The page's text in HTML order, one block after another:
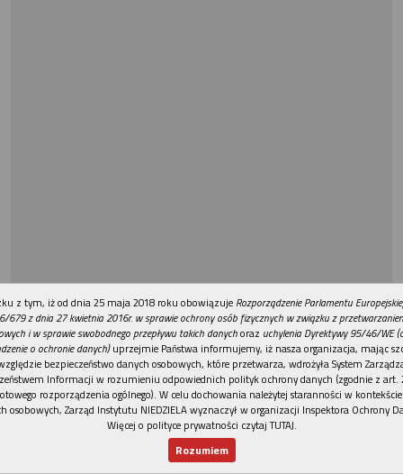
REKLAMA
z tym, iż od dnia 25 maja 2018 roku obowiązuje Rozporządzenie Parlamentu
679 z dnia 27 kwietnia 2016r. w sprawie ochrony osób fizycznych w związku z
i w sprawie swobodnego przepływu takich danychoraz uchylenia Dyrektywy 95/46/WE
o ochronie danych)uprzejmie Państwa informujemy, iż nasza organizacja, mając
bezpieczeństwo danych osobowych, które przetwarza, wdrożyła System
Informacji w rozumieniu odpowiednich polityk ochrony danych (zgodnie z art.
rozporządzenia ogólnego). W celu dochowania należytej staranności w
osobowych, Zarząd Instytutu NIEDZIELA wyznaczył w organizacji Inspektora Ochrony
Więcej o polityce prywatności czytaj TUTAJ.
Rozumiem